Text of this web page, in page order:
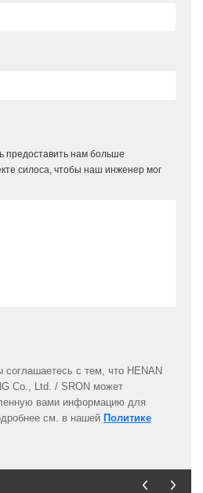
предоставить нам больше
силоса, чтобы наш инженер мог
с тем, что HENAN
Co., Ltd. / SRON может
вами информацию для
см. в нашей Политике